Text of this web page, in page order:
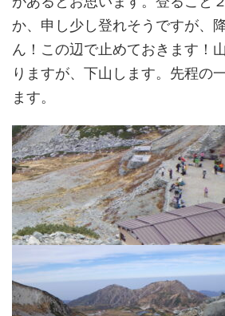
か、申し少し登れそうですが、
ん！この辺で止めておきます！
りますが、下山します。先程の
ます。